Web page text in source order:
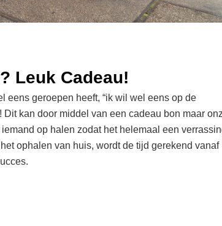
Leuk Cadeau!
eens geroepen heeft, “ik wil wel eens op de
Dit kan door middel van een cadeau bon maar
op halen zodat het helemaal een
ophalen van huis, wordt de tijd gerekend vanaf